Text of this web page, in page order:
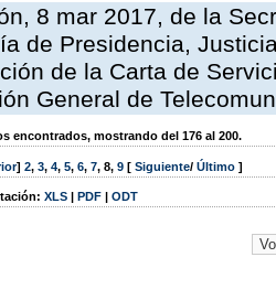
8 mar 2017, de la
de Presidencia,
de la Carta de
General de
encontrados, mostrando del 176 al 200.
] 2, 3, 4, 5, 6, 7, 8, 9 [ Siguiente/ Último ]
XLS | PDF | ODT